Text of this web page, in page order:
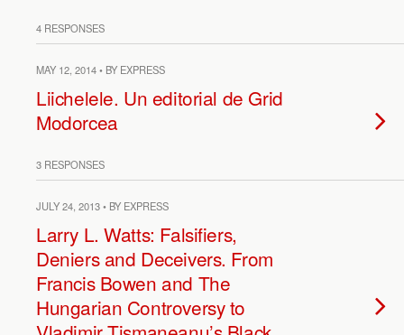
4 RESPONSES
MAY 12, 2014 • BY EXPRESS
Liichelele. Un editorial de Grid
Modorcea
3 RESPONSES
JULY 24, 2013 • BY EXPRESS
Larry L. Watts: Falsifiers,
Deniers and Deceivers. From
Francis Bowen and The
Hungarian Controversy to